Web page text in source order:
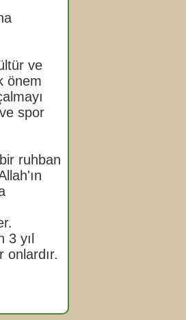
ve
önem
spor
ruhban
3 yıl
onlardır.